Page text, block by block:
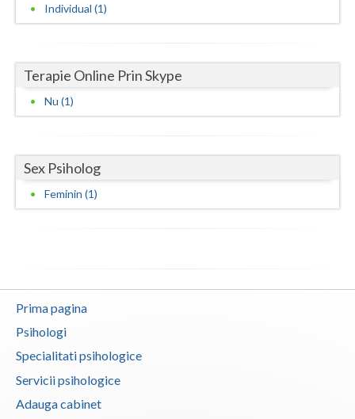
Vaslui
Individual (1)
Terapie Online Prin Skype
Nu (1)
Sex Psiholog
Feminin (1)
Prima pagina
Psihologi
Specialitati psihologice
Servicii psihologice
Adauga cabinet